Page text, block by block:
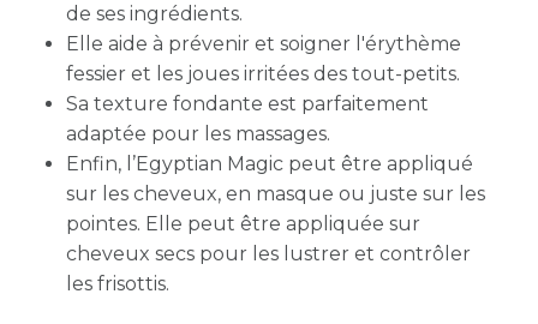
de ses ingrédients.
Elle aide à prévenir et soigner l'érythème
fessier et les joues irritées des tout-petits.
Sa texture fondante est parfaitement
adaptée pour les massages.
Enfin, l’Egyptian Magic peut être appliqué
sur les cheveux, en masque ou juste sur les
pointes. Elle peut être appliquée sur
cheveux secs pour les lustrer et contrôler
les frisottis.